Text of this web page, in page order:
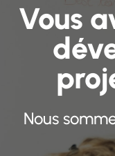
Vous
Nous